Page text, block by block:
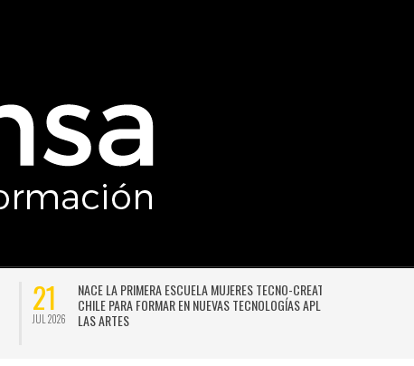
21
JUL 2026
NACE LA PRIMERA ESCUELA MUJERES TECNO-CREATIVAS DE
CHILE PARA FORMAR EN NUEVAS TECNOLOGÍAS APLICADAS A
LAS ARTES